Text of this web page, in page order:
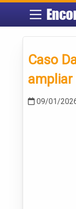
Caso
ampliar
09/01/